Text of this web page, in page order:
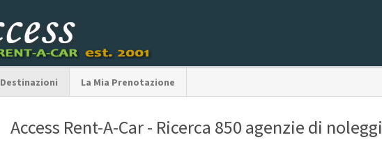
Destinazioni La Mia Prenotazione
Access Rent-A-Car - Ricerca 850 agenzie di